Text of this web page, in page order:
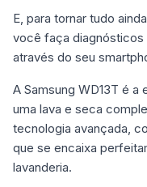
E, para tornar tudo
você faça diagnósticos
através do seu
A Samsung WD13T é a
uma lava e seca
tecnologia avançada,
que se encaixa
lavanderia.